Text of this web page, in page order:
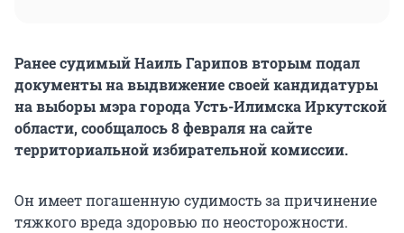
Ранее судимый Наиль Гарипов вторым подал
документы на выдвижение своей кандидатуры
на выборы мэра города Усть-Илимска Иркутской
области, сообщалось 8 февраля на сайте
территориальной избирательной комиссии.
Он имеет погашенную судимость за причинение
тяжкого вреда здоровью по неосторожности.